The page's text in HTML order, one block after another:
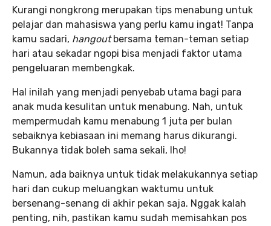
Kurangi nongkrong merupakan tips menabung untuk
pelajar dan mahasiswa yang perlu kamu ingat! Tanpa
kamu sadari, hangoutbersama teman-teman setiap
hari atau sekadar ngopi bisa menjadi faktor utama
pengeluaran membengkak.
Hal inilah yang menjadi penyebab utama bagi para
anak muda kesulitan untuk menabung. Nah, untuk
mempermudah kamu menabung 1 juta per bulan
sebaiknya kebiasaan ini memang harus dikurangi.
Bukannya tidak boleh sama sekali, lho!
Namun, ada baiknya untuk tidak melakukannya setiap
hari dan cukup meluangkan waktumu untuk
bersenang-senang di akhir pekan saja. Nggak kalah
penting, nih, pastikan kamu sudah memisahkan pos